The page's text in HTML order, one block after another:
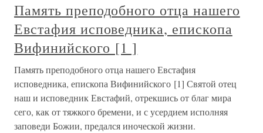
Память преподобного отца нашего
Евстафия исповедника, епископа
Вифинийского [1 ]
Память преподобного отца нашего Евстафия
исповедника, епископа Вифинийского [1] Святой отец
наш и исповедник Евстафий, отрекшись от благ мира
сего, как от тяжкого бремени, и с усердием исполняя
заповеди Божии, предался иноческой жизни.